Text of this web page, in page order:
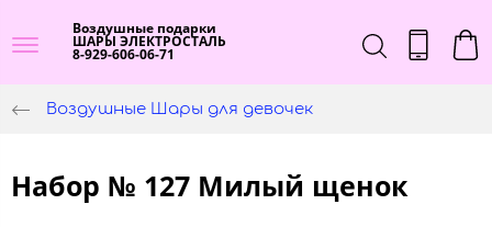
Воздушные подарки
ШАРЫ ЭЛЕКТРОСТАЛЬ
8-929-606-06-71
Воздушные Шары для девочек
Набор № 127 Милый щенок